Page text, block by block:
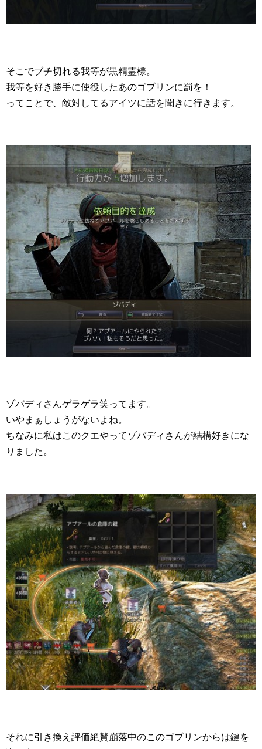
そこでブチ切れる我等が黒精霊様。
我等を好き勝手に使役したあのゴブリンに罰を！
ってことで、敵対してるアイツに話を聞きに行きます。
ゾバディさんゲラゲラ笑ってます。
いやまぁしょうがないよね。
ちなみに私はこのクエやってゾバディさんが結構好きにな
りました。
それに引き換え評価絶賛崩落中のこのゴブリンからは鍵を